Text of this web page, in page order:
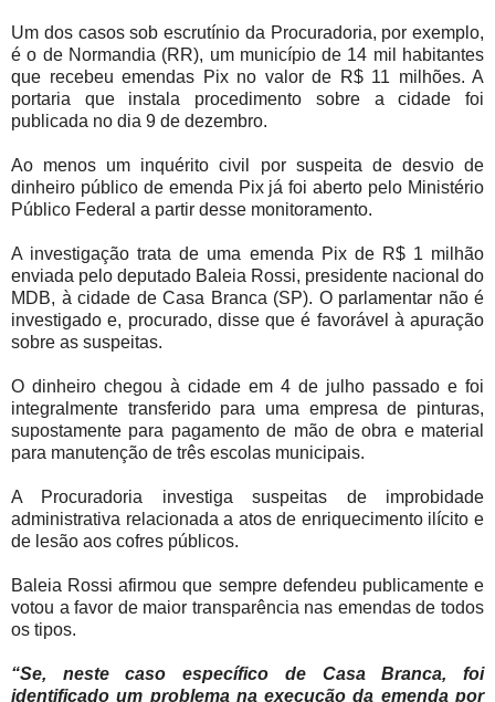
Um dos casos sob escrutínio da Procuradoria, por exemplo,
é o de Normandia (RR), um município de 14 mil habitantes
que recebeu emendas Pix no valor de R$ 11 milhões. A
portaria que instala procedimento sobre a cidade foi
publicada no dia 9 de dezembro.
Ao menos um inquérito civil por suspeita de desvio de
dinheiro público de emenda Pix já foi aberto pelo Ministério
Público Federal a partir desse monitoramento.
A investigação trata de uma emenda Pix de R$ 1 milhão
enviada pelo deputado Baleia Rossi, presidente nacional do
MDB, à cidade de Casa Branca (SP). O parlamentar não é
investigado e, procurado, disse que é favorável à apuração
sobre as suspeitas.
O dinheiro chegou à cidade em 4 de julho passado e foi
integralmente transferido para uma empresa de pinturas,
supostamente para pagamento de mão de obra e material
para manutenção de três escolas municipais.
A Procuradoria investiga suspeitas de improbidade
administrativa relacionada a atos de enriquecimento ilícito e
de lesão aos cofres públicos.
Baleia Rossi afirmou que sempre defendeu publicamente e
votou a favor de maior transparência nas emendas de todos
os tipos.
“Se, neste caso específico de Casa Branca, foi
identificado um problema na execução da emenda por